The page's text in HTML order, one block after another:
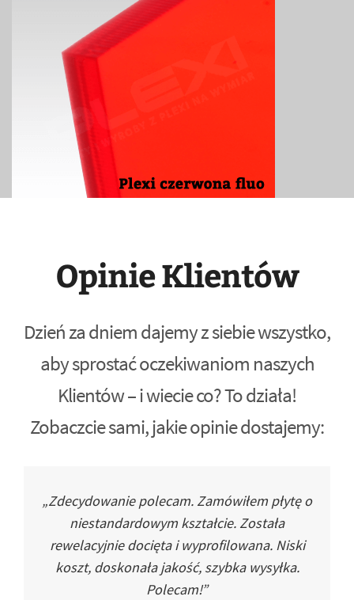
Opinie Klientów
Dzień za dniem dajemy z siebie wszystko,
aby sprostać oczekiwaniom naszych
Klientów – i wiecie co? To działa!
Zobaczcie sami, jakie opinie dostajemy:
„Zdecydowanie polecam. Zamówiłem płytę o
niestandardowym kształcie. Została
rewelacyjnie docięta i wyprofilowana. Niski
koszt, doskonała jakość, szybka wysyłka.
Polecam!”